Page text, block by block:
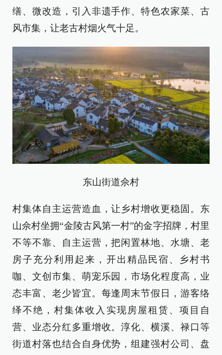
缮、微改造，引入非遗手作、特色农家菜、古
风市集，让老古村烟火气十足。
东山街道佘村
村集体自主运营造血，让乡村增收更稳固。东
山佘村坐拥“金陵古风第一村”的金字招牌，村里
不等不靠、自主运营，把闲置林地、水塘、老
房子充分利用起来，开出精品民宿、乡村书
咖、文创市集、萌宠乐园，市场化程度高，业
态丰富、老少皆宜。每逢周末节假日，游客络
绎不绝，村集体收入实现房屋租赁、项目自
营、业态分红多重增收。淳化、横溪、禄口等
街道村落也结合自身优势，组建强村公司、盘